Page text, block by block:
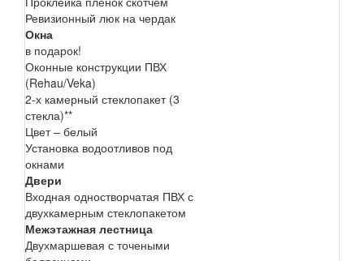
Ревизионный люк на чердак
Окна
в подарок!
Оконные конструкции ПВХ
(Rehau/Veka)
2-х камерный стеклопакет (3
стекла)**
Цвет – белый
Установка водоотливов под
окнами
Двери
Входная одностворчатая ПВХ с
двухкамерным стеклопакетом
Межэтажная лестница
Двухмаршевая с точеными